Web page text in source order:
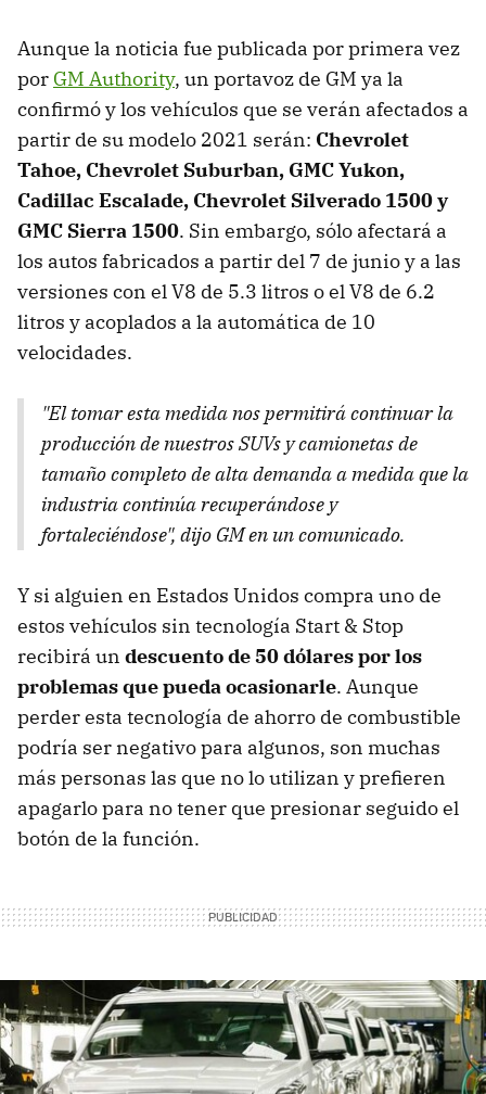
Aunque la noticia fue publicada por primera vez
por GM Authority, un portavoz de GM ya la
confirmó y los vehículos que se verán afectados a
partir de su modelo 2021 serán: Chevrolet
Tahoe, Chevrolet Suburban, GMC Yukon,
Cadillac Escalade, Chevrolet Silverado 1500 y
GMC Sierra 1500. Sin embargo, sólo afectará a
los autos fabricados a partir del 7 de junio y a las
versiones con el V8 de 5.3 litros o el V8 de 6.2
litros y acoplados a la automática de 10
velocidades.
"El tomar esta medida nos permitirá continuar la
producción de nuestros SUVs y camionetas de
tamaño completo de alta demanda a medida que la
industria continúa recuperándose y
fortaleciéndose", dijo GM en un comunicado.
Y si alguien en Estados Unidos compra uno de
estos vehículos sin tecnología Start & Stop
recibirá un descuento de 50 dólares por los
problemas que pueda ocasionarle. Aunque
perder esta tecnología de ahorro de combustible
podría ser negativo para algunos, son muchas
más personas las que no lo utilizan y prefieren
apagarlo para no tener que presionar seguido el
botón de la función.